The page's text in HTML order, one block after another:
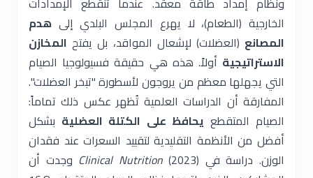
الخارجية (الطعام)، لا يهرع المجلس البلدي إلى هدم
المصانع (العضلات) لإشعال المواقد، بل يفتح المخازن
الاستراتيجية أولاً. هذه هي حقيقة فسيولوجيا الصيام
التي يجهلها معظم من يروجون لأسطورة "تبخر العضلات".
المفارقة أن الدراسات العلمية تُظهر عكس ذلك تماماً:
الصيام المتقطع يحافظ على الكتلة العضلية بشكل
أفضل من الأنظمة التقليدية لتقييد السعرات عند فقدان
الوزن. دراسة في
Clinical Nutrition (2023) وجدت أن